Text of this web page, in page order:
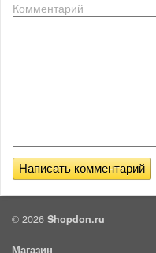
Комментарий
© 2026 Shopdon.ru
Магазин